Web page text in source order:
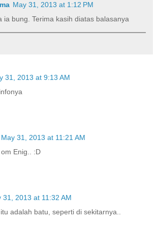
May 31, 2013 at 1:12 PM
ia bung. Terima kasih diatas balasanya
31, 2013 at 9:13 AM
May 31, 2013 at 11:21 AM
Enig.. :D
31, 2013 at 11:32 AM
adalah batu, seperti di sekitarnya..